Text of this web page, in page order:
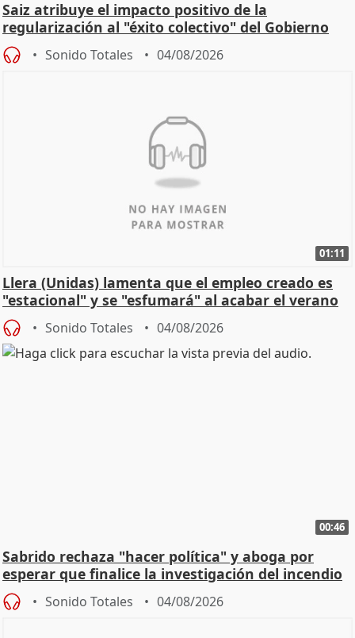
Saiz atribuye el impacto positivo de la
regularización al "éxito colectivo" del Gobierno
Sonido Totales 04/08/2026
01:11
Llera (Unidas) lamenta que el empleo creado es
"estacional" y se "esfumará" al acabar el verano
Sonido Totales 04/08/2026
00:46
Sabrido rechaza "hacer política" y aboga por
esperar que finalice la investigación del incendio
Sonido Totales 04/08/2026